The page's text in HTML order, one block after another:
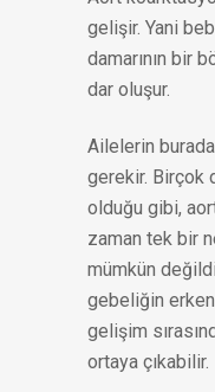
gelişir. Yani
damarının bir
dar oluşur.
Ailelerin
gerekir. Birçok
olduğu gibi,
zaman tek bir
mümkün
gebeliğin
gelişim
ortaya çıkabilir.